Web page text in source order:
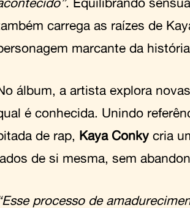
carrega as raízes de
marcante da
álbum, a artista explora
é conhecida. Unindo
de rap, Kaya Conky cria
de si mesma, sem
processo de